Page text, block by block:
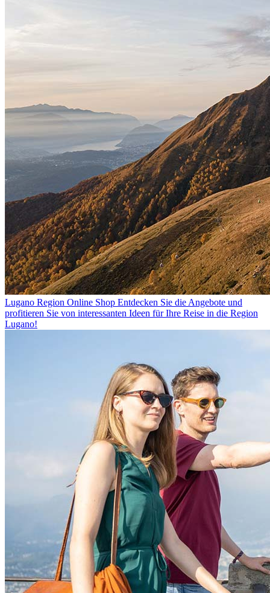
Lugano Region Online Shop Entdecken Sie die Angebote und
profitieren Sie von interessanten Ideen für Ihre Reise in die Region
Lugano!